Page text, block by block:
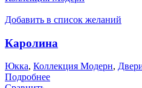
Добавить в список желаний
Каролина
Юкка, Коллекция Модерн,
Подробнее